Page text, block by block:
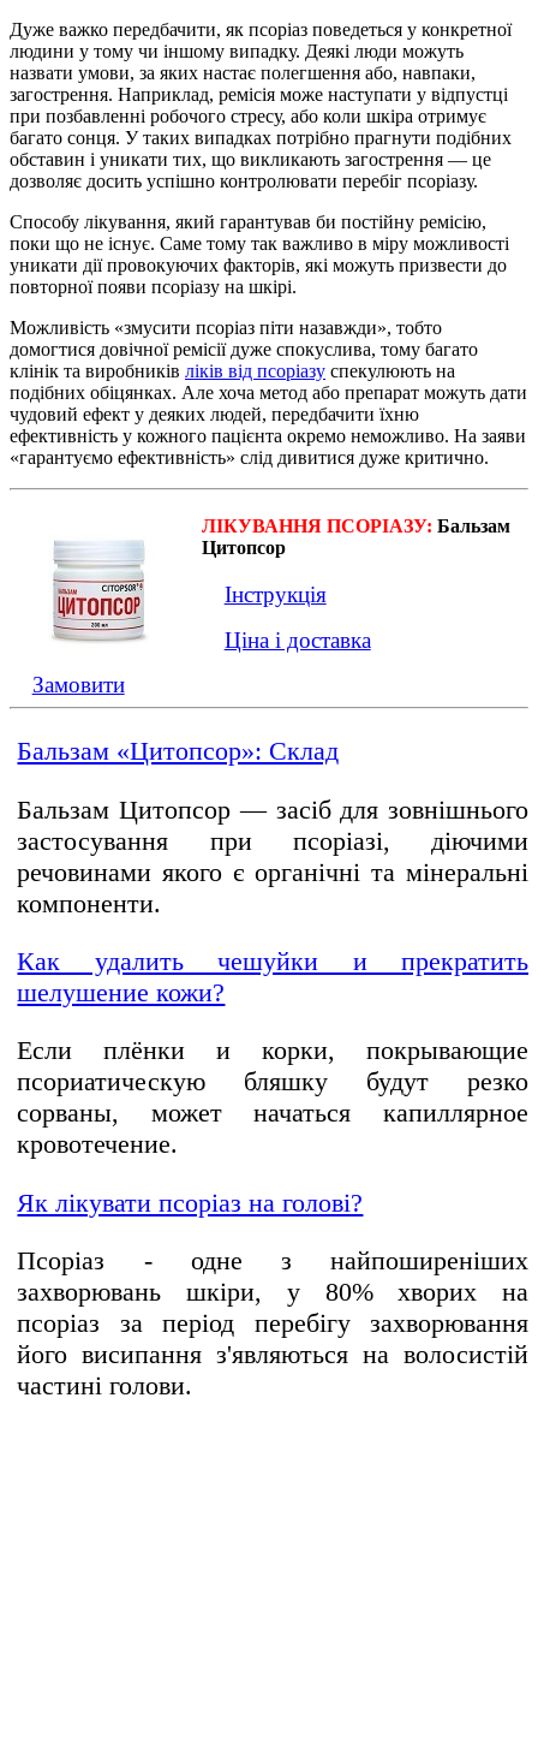
Дуже важко передбачити, як псоріаз поведеться у конкретної
людини у тому чи іншому випадку. Деякі люди можуть
назвати умови, за яких настає полегшення або, навпаки,
загострення. Наприклад, ремісія може наступати у відпустці
при позбавленні робочого стресу, або коли шкіра отримує
багато сонця. У таких випадках потрібно прагнути подібних
обставин і уникати тих, що викликають загострення — це
дозволяє досить успішно контролювати перебіг псоріазу.
Способу лікування, який гарантував би постійну ремісію,
поки що не існує. Саме тому так важливо в міру можливості
уникати дії провокуючих факторів, які можуть призвести до
повторної появи псоріазу на шкірі.
Можливість «змусити псоріаз піти назавжди», тобто
домогтися довічної ремісії дуже спокуслива, тому багато
клінік та виробників ліків від псоріазу спекулюють на
подібних обіцянках. Але хоча метод або препарат можуть дати
чудовий ефект у деяких людей, передбачити їхню
ефективність у кожного пацієнта окремо неможливо. На заяви
«гарантуємо ефективність» слід дивитися дуже критично.
ЛІКУВАННЯ ПСОРІАЗУ: Бальзам
Цитопсор
Інструкція
Ціна і доставка
Замовити
Бальзам «Цитопсор»: Склад
Бальзам Цитопсор — засіб для зовнішнього
застосування при псоріазі, діючими
речовинами якого є органічні та мінеральні
компоненти.
Как удалить чешуйки и прекратить
шелушение кожи?
Если плёнки и корки, покрывающие
псориатическую бляшку будут резко
сорваны, может начаться капиллярное
кровотечение.
Як лікувати псоріаз на голові?
Псоріаз - одне з найпоширеніших
захворювань шкіри, у 80% хворих на
псоріаз за період перебігу захворювання
його висипання з'являються на волосистій
частині голови.